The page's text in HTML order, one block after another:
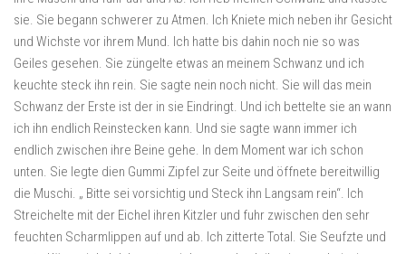
sie. Sie begann schwerer zu Atmen. Ich Kniete mich neben ihr Gesicht
und Wichste vor ihrem Mund. Ich hatte bis dahin noch nie so was
Geiles gesehen. Sie züngelte etwas an meinem Schwanz und ich
keuchte steck ihn rein. Sie sagte nein noch nicht. Sie will das mein
Schwanz der Erste ist der in sie Eindringt. Und ich bettelte sie an wann
ich ihn endlich Reinstecken kann. Und sie sagte wann immer ich
endlich zwischen ihre Beine gehe. In dem Moment war ich schon
unten. Sie legte dien Gummi Zipfel zur Seite und öffnete bereitwillig
die Muschi. „ Bitte sei vorsichtig und Steck ihn Langsam rein“. Ich
Streichelte mit der Eichel ihren Kitzler und fuhr zwischen den sehr
feuchten Scharmlippen auf und ab. Ich zitterte Total. Sie Seufzte und